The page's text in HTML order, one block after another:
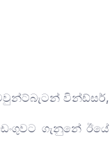
වින්ඩ්සර්,
ගැනුනේ ඊයේ